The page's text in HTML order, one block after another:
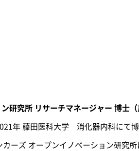
研究所 リサーチマネージャー 博士
年 藤田医科大学 消化器内科にて
ーズ オープンイノベーション研究